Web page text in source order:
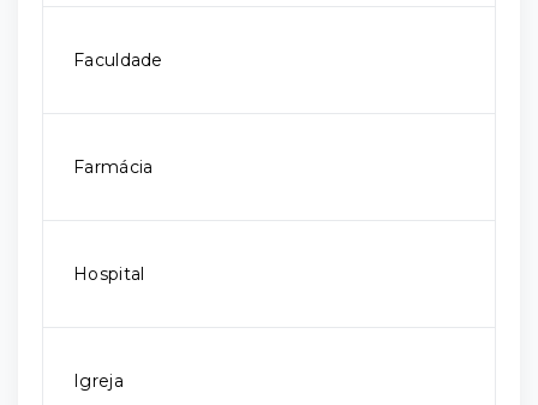
Faculdade
Farmácia
Hospital
Igreja